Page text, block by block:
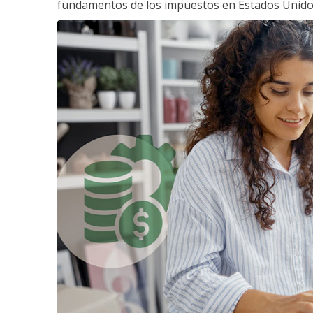
fundamentos de los impuestos en Estados